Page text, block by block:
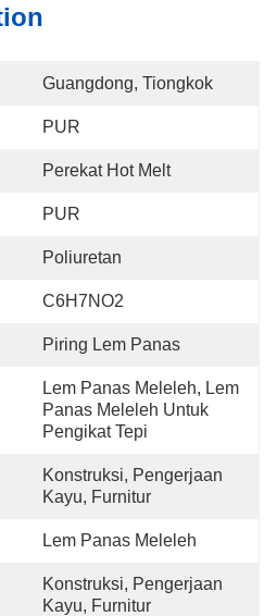
Guangdong, Tiongkok
PUR
Perekat Hot Melt
PUR
Poliuretan
C6H7NO2
Piring Lem Panas
Lem Panas Meleleh, Lem
Panas Meleleh Untuk
Pengikat Tepi
Konstruksi, Pengerjaan
Kayu, Furnitur
Lem Panas Meleleh
Konstruksi, Pengerjaan
Kayu, Furnitur